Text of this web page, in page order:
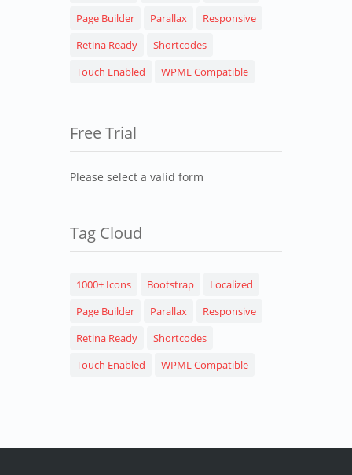
Page Builder
Parallax
Responsive
Retina Ready
Shortcodes
Touch Enabled
WPML Compatible
Free Trial
Please select a valid form
Tag Cloud
1000+ Icons Bootstrap
Localized
Page Builder
Parallax
Responsive
Retina Ready
Shortcodes
Touch Enabled
WPML Compatible